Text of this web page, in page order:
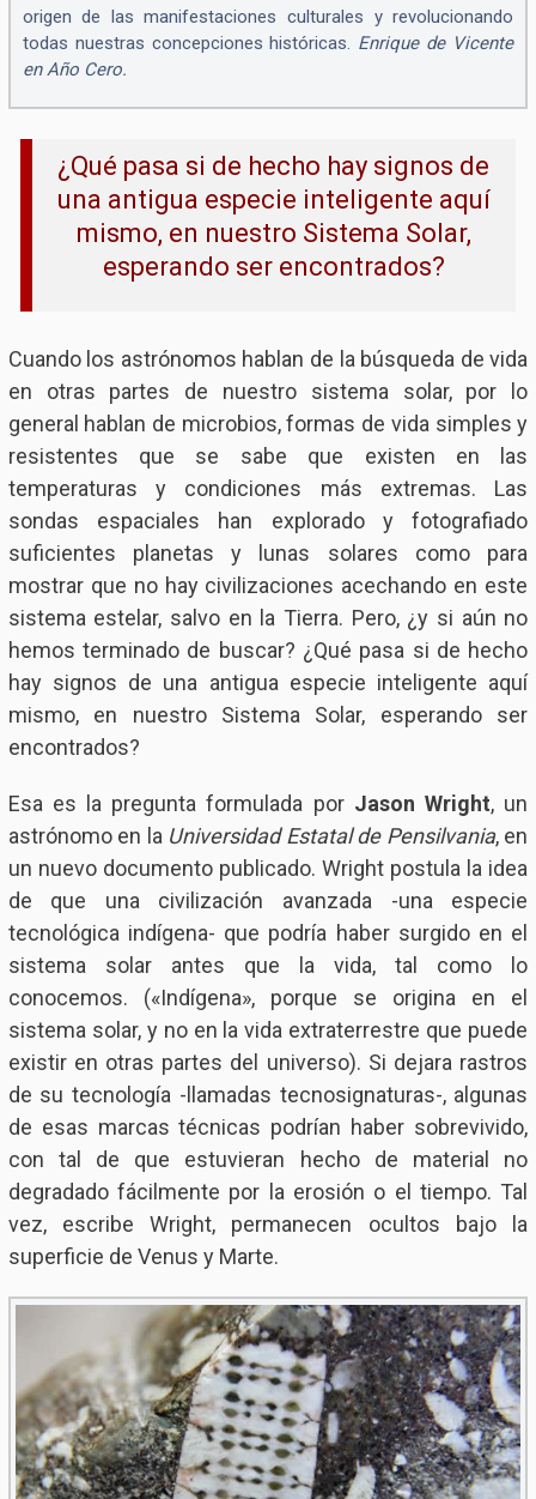
origen de las manifestaciones culturales y revolucionando
todas nuestras concepciones históricas. Enrique de Vicente
en Año Cero.
¿Qué pasa si de hecho hay signos de
una antigua especie inteligente aquí
mismo, en nuestro Sistema Solar,
esperando ser encontrados?
Cuando los astrónomos hablan de la búsqueda de vida
en otras partes de nuestro sistema solar, por lo
general hablan de microbios, formas de vida simples y
resistentes que se sabe que existen en las
temperaturas y condiciones más extremas. Las
sondas espaciales han explorado y fotografiado
suficientes planetas y lunas solares como para
mostrar que no hay civilizaciones acechando en este
sistema estelar, salvo en la Tierra. Pero, ¿y si aún no
hemos terminado de buscar? ¿Qué pasa si de hecho
hay signos de una antigua especie inteligente aquí
mismo, en nuestro Sistema Solar, esperando ser
encontrados?
Esa es la pregunta formulada por Jason Wright, un
astrónomo en la Universidad Estatal de Pensilvania, en
un nuevo documento publicado. Wright postula la idea
de que una civilización avanzada -una especie
tecnológica indígena- que podría haber surgido en el
sistema solar antes que la vida, tal como lo
conocemos. («Indígena», porque se origina en el
sistema solar, y no en la vida extraterrestre que puede
existir en otras partes del universo). Si dejara rastros
de su tecnología -llamadas tecnosignaturas-, algunas
de esas marcas técnicas podrían haber sobrevivido,
con tal de que estuvieran hecho de material no
degradado fácilmente por la erosión o el tiempo. Tal
vez, escribe Wright, permanecen ocultos bajo la
superficie de Venus y Marte.